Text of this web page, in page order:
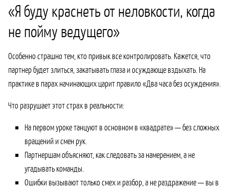
«Я буду краснеть от неловкости, когда
не пойму ведущего»
Особенно страшно тем, кто привык все контролировать. Кажется, что
партнер будет злиться, закатывать глаза и осуждающе вздыхать. На
практике в парах начинающих царит правило «Два часа без осуждения».
Что разрушает этот страх в реальности:
На первом уроке танцуют в основном в «квадрате» — без сложных
вращений и смен рук.
Партнершам объясняют, как следовать за намерением, а не
угадывать команды.
Ошибки вызывают только смех и разбор, а не раздражение — вы в